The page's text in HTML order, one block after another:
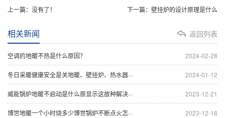
上一篇：没有了！ 下一篇：壁挂炉的设计原理是什么
返回列表
相关新闻
2024-02-28
空调的地暖不热是什么原因？
2024-01-12
冬日采暖健康安全是关地暖、壁挂炉、热水器···
2023-12-21
威能锅炉地暖不启动是什么原显示这故种解决···
2023-12-18
博世地暖一个小时烧多少博世锅炉不断点火怎···